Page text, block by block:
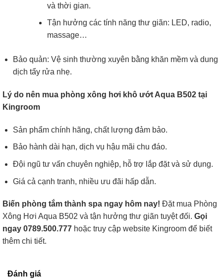
và thời gian.
Tận hưởng các tính năng thư giãn: LED, radio,
massage…
Bảo quản: Vệ sinh thường xuyên bằng khăn mềm và dung
dịch tẩy rửa nhẹ.
Lý do nên mua phòng xông hơi khô ướt Aqua B502 tại
Kingroom
Sản phẩm chính hãng, chất lượng đảm bảo.
Bảo hành dài hạn, dịch vụ hậu mãi chu đáo.
Đội ngũ tư vấn chuyên nghiệp, hỗ trợ lắp đặt và sử dụng.
Giá cả cạnh tranh, nhiều ưu đãi hấp dẫn.
Biến phòng tắm thành spa ngay hôm nay! Đặt mua Phòng
Xông Hơi Aqua B502 và tận hưởng thư giãn tuyệt đối. Gọi
ngay 0789.500.777 hoặc truy cập website Kingroom để biết
thêm chi tiết.
Đánh giá